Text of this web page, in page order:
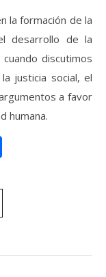
la formación de la
desarrollo de la
discutimos
justicia social, el
a favor
humana.